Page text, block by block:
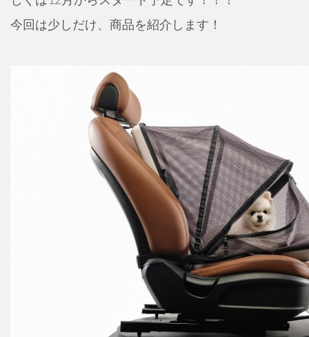
今回は少しだけ、商品を紹介します！